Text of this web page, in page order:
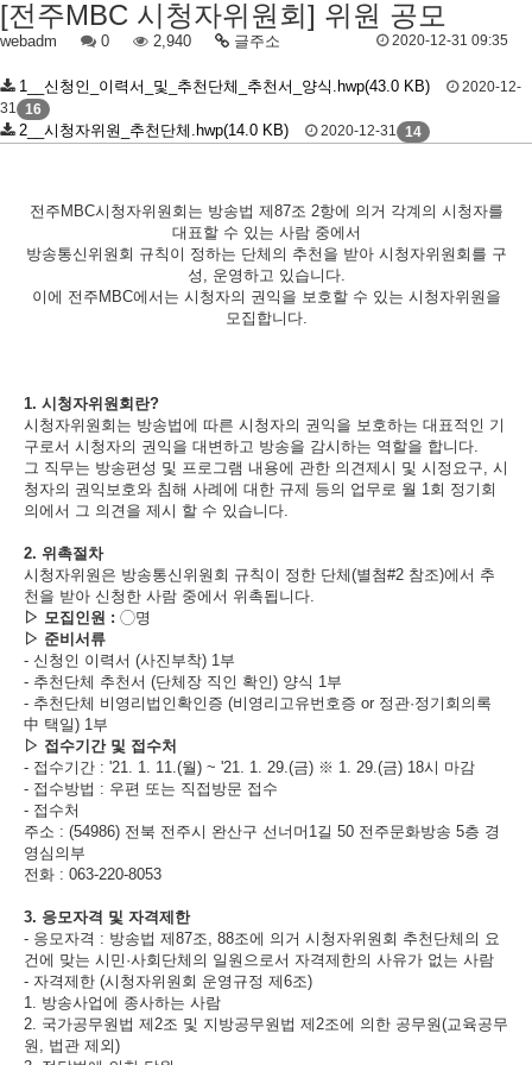
[전주MBC 시청자위원회] 위원 공모
webadm 0 2,940 글주소 2020-12-31 09:35
1__신청인_이력서_및_추천단체_추천서_양식.hwp(43.0 KB)
2020-12-
31
16
2__시청자위원_추천단체.hwp(14.0 KB) 2020-12-31 14
전주 MBC시청자위원회는 방송법 제87조 2항에 의거 각계의 시청자를
대표할 수 있는 사람 중에서
방송통신위원회 규칙이 정하는 단체의 추천을 받아 시청자위원회를 구
성 , 운영하고 있습니다.
이에 전주 MBC에서는 시청자의 권익을 보호할 수 있는 시청자위원을
모집합니다.
1. 시청자위원회란?
시청자위원회는 방송법에 따른 시청자의 권익을 보호하는 대표적인 기
구로서 시청자의 권익을 대변하고 방송을 감시하는 역할을 합니다.
그 직무는 방송편성 및 프로그램 내용에 관한 의견제시 및 시정요구, 시
청자의 권익보호와 침해 사례에 대한 규제 등의 업무로 월 1회 정기회
의에서 그 의견을 제시 할 수 있습니다.
2. 위촉절차
시청자위원은 방송통신위원회 규칙이 정한 단체(별첨#2 참조)에서 추
천을 받아 신청한 사람 중에서 위촉됩니다.
▷ 모집인원 : ◯명
▷ 준비서류
- 신청인 이력서 (사진부착) 1부
- 추천단체 추천서 (단체장 직인 확인) 양식 1부
- 추천단체 비영리법인확인증 (비영리고유번호증 or 정관·정기회의록
中 택일) 1부
▷ 접수기간 및 접수처
- 접수기간 : '21. 1. 11.(월) ~ '21. 1. 29.(금) ※ 1. 29.(금) 18시 마감
- 접수방법 : 우편 또는 직접방문 접수
- 접수처
주소 : (54986) 전북 전주시 완산구 선너머 1길 50 전주문화방송 5층 경
영심의부
전화 : 063-220-8053
3. 응모자격 및 자격제한
- 응모자격 : 방송법 제87조, 88조에 의거 시청자위원회 추천단체의 요
건에 맞는 시민 ·사회단체의 일원으로서 자격제한의 사유가 없는 사람
- 자격제한 (시청자위원회 운영규정 제6조)
1. 방송사업에 종사하는 사람
2. 국가공무원법 제2조 및 지방공무원법 제2조에 의한 공무원(교육공무
원 , 법관 제외)